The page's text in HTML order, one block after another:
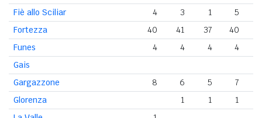
Fiè allo Sciliar
4 3 1 5
Fortezza
40 41 37 40
Funes
4 4 4 4
Gais
Gargazzone
8 6 5 7
Glorenza
1 1
1